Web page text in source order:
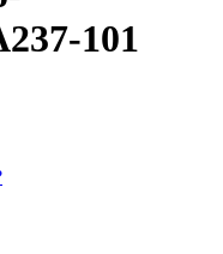
101